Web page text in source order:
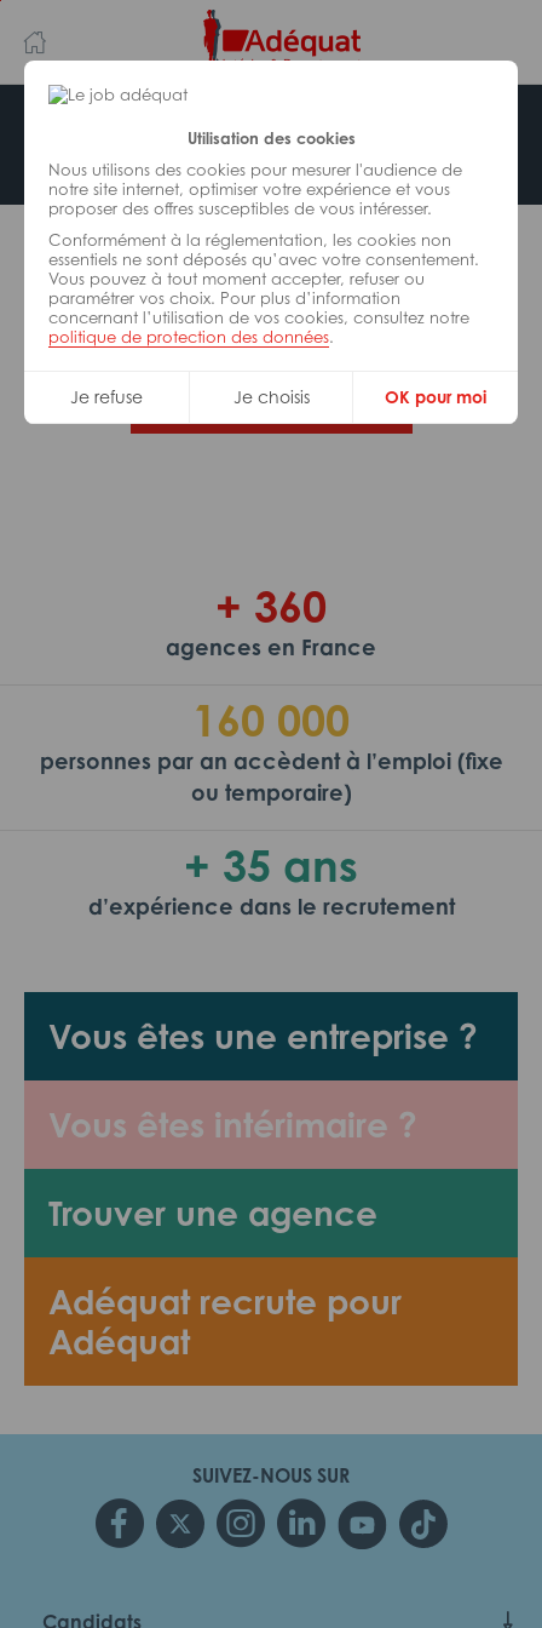
Utilisation des cookies
Nous utilisons des cookies pour mesurer l'audience de
notre site internet, optimiser votre expérience et vous
proposer des offres susceptibles de vous intéresser.
Conformément à la réglementation, les cookies non
essentiels ne sont déposés qu’avec votre consentement.
Vous pouvez à tout moment accepter, refuser ou
paramétrer vos choix. Pour plus d’information
concernant l’utilisation de vos cookies, consultez notre
politique de protection des données.
Je refuse Je choisis OK pour moi
au
contenu
principal
navigation
Offre indisponible
L’offre d’emploi que vous tentez de consulter n’est
plus disponible.
De nombreuses autres missions peuvent vous
correspondre, consultez toutes nos offres.
Trouvez votre job Adéquat !
Vous êtes une entreprise ?
Vous êtes intérimaire ?
Trouver une agence
Adéquat recrute pour
Adéquat
+ 360
agences en France
160 000
personnes par an accèdent à l’emploi (fixe
ou temporaire)
+ 35 ans
d’expérience dans le recrutement
SUIVEZ-NOUS SUR
Candidats